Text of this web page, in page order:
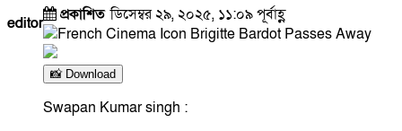
editor প্রকাশিতডিসেম্বর ২৯, ২০২৫, ১১:০৯ পূর্বাহ্ণ
📸 Download
Swapan Kumar singh :